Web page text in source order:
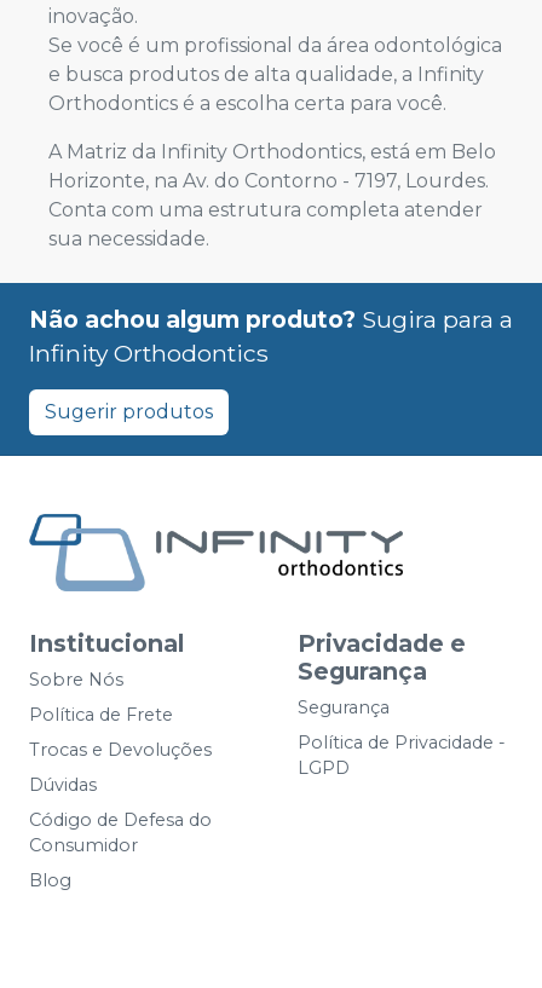
inovação.
Se você é um profissional da área odontológica
e busca produtos de alta qualidade, a Infinity
Orthodontics é a escolha certa para você.
A Matriz da Infinity Orthodontics, está em Belo
Horizonte, na Av. do Contorno - 7197, Lourdes.
Conta com uma estrutura completa atender
sua necessidade.
Não achou algum produto? Sugira para a
Infinity Orthodontics
Sugerir produtos
Institucional
Sobre Nós
Política de Frete
Trocas e Devoluções
Dúvidas
Código de Defesa do
Consumidor
Blog
Privacidade e
Segurança
Segurança
Política de Privacidade -
LGPD